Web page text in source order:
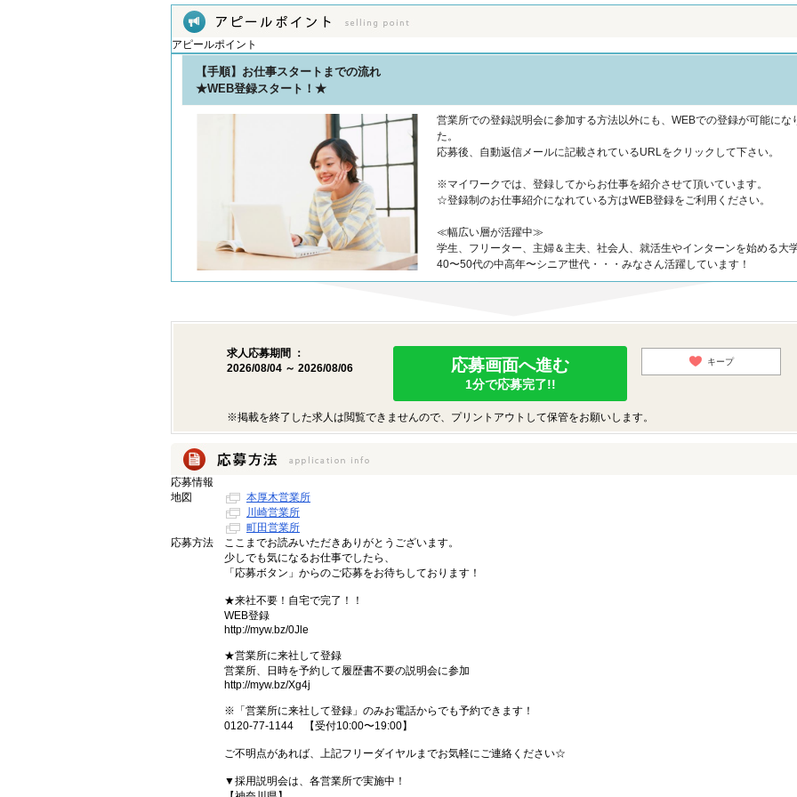
アピールポイント
【手順】お仕事スタートまでの流れ
★WEB登録スタート！★
営業所での登録説明会に参加する方法以外にも、WEBでの登録が可能にな
た。
応募後、自動返信メールに記載されているURLをクリックして下さい。
※マイワークでは、登録してからお仕事を紹介させて頂いています。
☆登録制のお仕事紹介になれている方はWEB登録をご利用ください。
≪幅広い層が活躍中≫
学生、フリーター、主婦＆主夫、社会人、就活生やインターンを始める大学
40〜50代の中高年〜シニア世代・・・みなさん活躍しています！
求人応募期間 ：
2026/08/04 ～ 2026/08/06
応募画面へ進む
1分で応募完了!!
キープ
※掲載を終了した求人は閲覧できませんので、プリントアウトして保管をお願いします。
応募情報
地図
本厚木営業所
川崎営業所
町田営業所
応募方法
ここまでお読みいただきありがとうございます。
少しでも気になるお仕事でしたら、
「応募ボタン」からのご応募をお待ちしております！
★来社不要！自宅で完了！！
WEB登録
http://myw.bz/0Jle
★営業所に来社して登録
営業所、日時を予約して履歴書不要の説明会に参加
http://myw.bz/Xg4j
※「営業所に来社して登録」のみお電話からでも予約できます！
0120-77-1144 【受付10:00〜19:00】
ご不明点があれば、上記フリーダイヤルまでお気軽にご連絡ください☆
▼採用説明会は、各営業所で実施中！